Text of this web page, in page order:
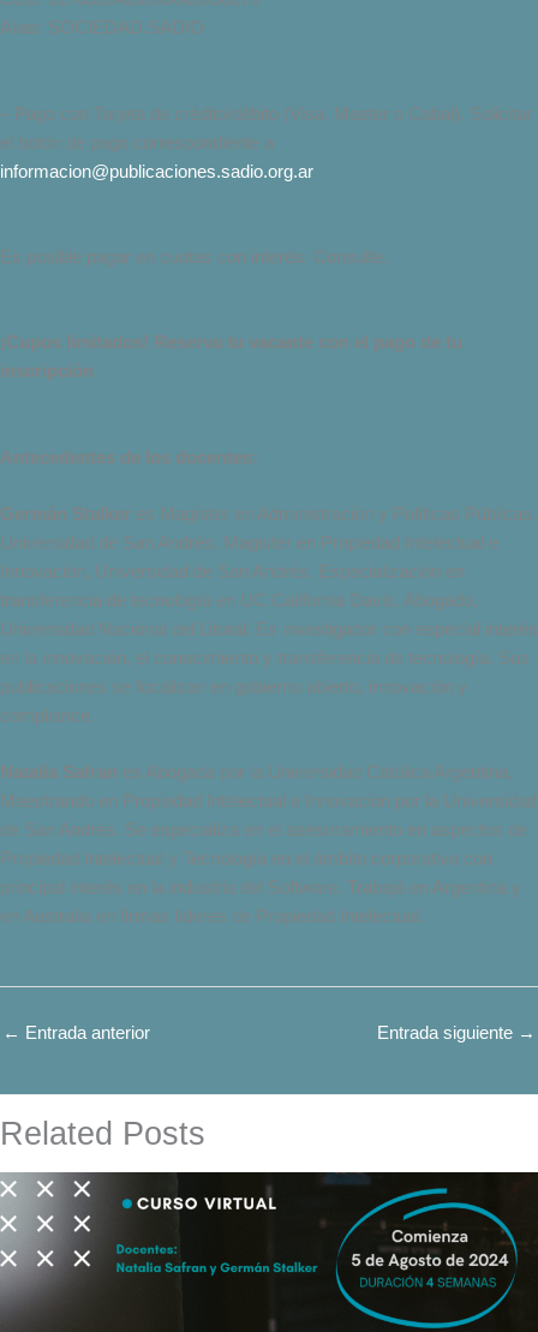
Alias: SOCIEDAD.SADIO
– Pago con Tarjeta de crédito/débito (Visa, Master o Cabal). Solicitar
el botón de pago correspondiente a
informacion@publicaciones.sadio.org.ar
Es posible pagar en cuotas con interés. Consulte.
¡Cupos limitados! Reserva tu vacante con el pago de tu
inscripción
Antecedentes de los docentes:
Germán Stalker es Magíster en Administración y Políticas Públicas,
Universidad de San Andrés. Magister en Propiedad Intelectual e
Innovación, Universidad de San Andrés. Especialización en
transferencia de tecnología en UC California Davis. Abogado,
Universidad Nacional del Litoral. Es investigador con especial interés
en la innovación, el conocimiento y transferencia de tecnología. Sus
publicaciones se focalizan en gobierno abierto, innovación y
compliance.
Natalia Safran es Abogada por la Universidad Católica Argentina,
Maestrando en Propiedad Intelectual e Innovación por la Universidad
de San Andrés. Se especializa en el asesoramiento en aspectos de
Propiedad Intelectual y Tecnología en el ámbito corporativo con
principal interés en la industria del Software. Trabajó en Argentina y
en Australia en firmas líderes de Propiedad Intelectual.
← Entrada anterior Entrada siguiente →
Related Posts